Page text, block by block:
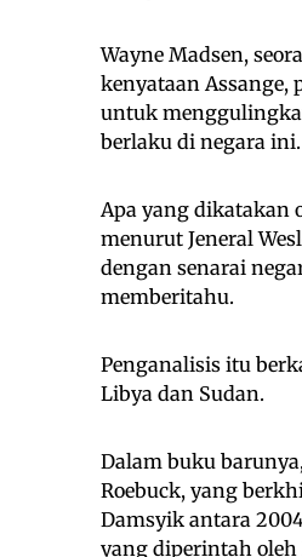
Wayne Madsen,
kenyataan Assange,
untuk
berlaku di negara ini.
Apa yang dikatakan
menurut Jeneral
dengan senarai
memberitahu.
Penganalisis itu
Libya dan Sudan.
Dalam buku
Roebuck, yang
Damsyik antara
yang diperintah oleh